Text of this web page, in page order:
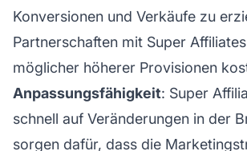
Konversionen und Verkäufe zu
Partnerschaften mit Super
möglicher höherer Provisionen
Anpassungsfähigkeit: Super
schnell auf Veränderungen in der
sorgen dafür, dass die